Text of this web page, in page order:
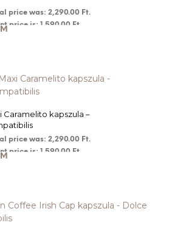
price was: 2,290.00 Ft.
price is: 1,590.00 Ft.
Caramelito kapszula –
price was: 2,290.00 Ft.
price is: 1,590.00 Ft.